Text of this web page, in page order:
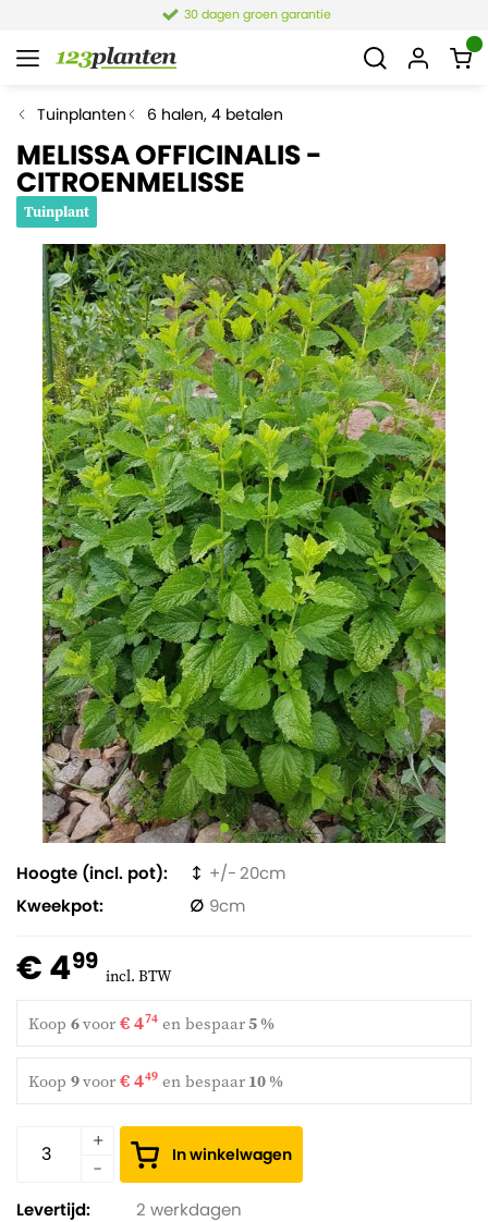
30 dagen groen garantie
Tuinplanten 6 halen, 4 betalen
MELISSA OFFICINALIS -
CITROENMELISSE
Tuinplant
Hoogte (incl. pot)
20
Kweekpot
9
€ 499 incl. BTW
Koop 6voor€ 474 enbespaar5 %
Koop 9voor€ 449 enbespaar10 %
In winkelwagen
Levertijd:
2 werkdagen